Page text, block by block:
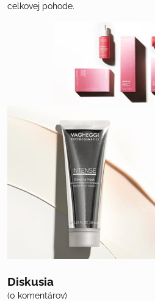
celkovej pohode.
Diskusia
(0 komentárov)